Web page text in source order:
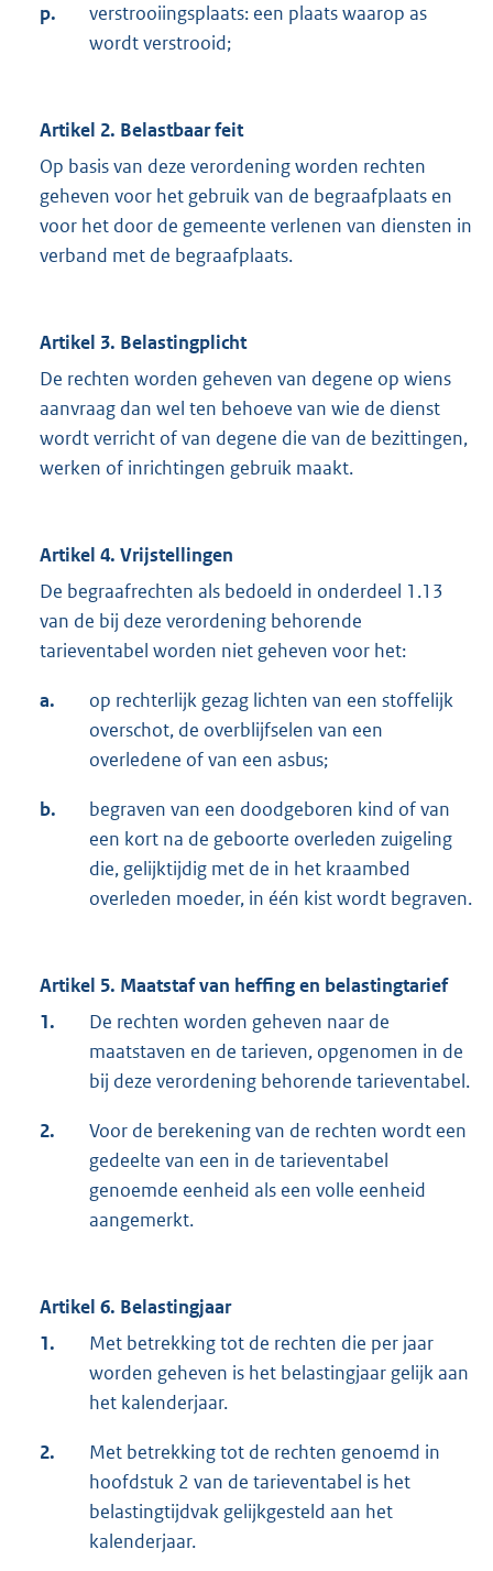
p.
verstrooiingsplaats: een plaats waarop as
wordt verstrooid;
Artikel 2. Belastbaar feit
Op basis van deze verordening worden rechten
geheven voor het gebruik van de begraafplaats en
voor het door de gemeente verlenen van diensten in
verband met de begraafplaats.
Artikel 3. Belastingplicht
De rechten worden geheven van degene op wiens
aanvraag dan wel ten behoeve van wie de dienst
wordt verricht of van degene die van de bezittingen,
werken of inrichtingen gebruik maakt.
Artikel 4. Vrijstellingen
De begraafrechten als bedoeld in onderdeel 1.13
van de bij deze verordening behorende
tarieventabel worden niet geheven voor het:
a.
op rechterlijk gezag lichten van een stoffelijk
overschot, de overblijfselen van een
overledene of van een asbus;
b.
begraven van een doodgeboren kind of van
een kort na de geboorte overleden zuigeling
die, gelijktijdig met de in het kraambed
overleden moeder, in één kist wordt begraven.
Artikel 5. Maatstaf van heffing en belastingtarief
1.
De rechten worden geheven naar de
maatstaven en de tarieven, opgenomen in de
bij deze verordening behorende tarieventabel.
2.
Voor de berekening van de rechten wordt een
gedeelte van een in de tarieventabel
genoemde eenheid als een volle eenheid
aangemerkt.
Artikel 6. Belastingjaar
1.
Met betrekking tot de rechten die per jaar
worden geheven is het belastingjaar gelijk aan
het kalenderjaar.
2.
Met betrekking tot de rechten genoemd in
hoofdstuk 2 van de tarieventabel is het
belastingtijdvak gelijkgesteld aan het
kalenderjaar.